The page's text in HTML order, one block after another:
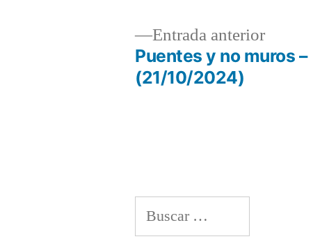
Navegación
Entrada anteriorEntrada
anterior:
Puentes y no muros –
(21/10/2024)
Buscar: